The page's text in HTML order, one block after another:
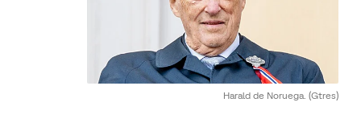
Harald de Noruega. (Gtres)